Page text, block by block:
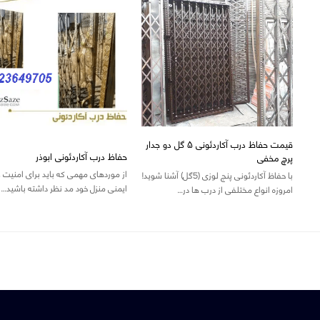
حفاظ درب آکاردئونی ابوذر
از موردهای مهمی که باید برای
ایمنی منزل خود مد نظر داشته باشید…
قیمت حفاظ درب آکاردئونی ۵ گل دو جدار
پرچ مخفی
با حفاظ آکاردئونی پنج لوزی (5گل) آشنا شوید!
امروزه انواع مختلفی از درب ها در…